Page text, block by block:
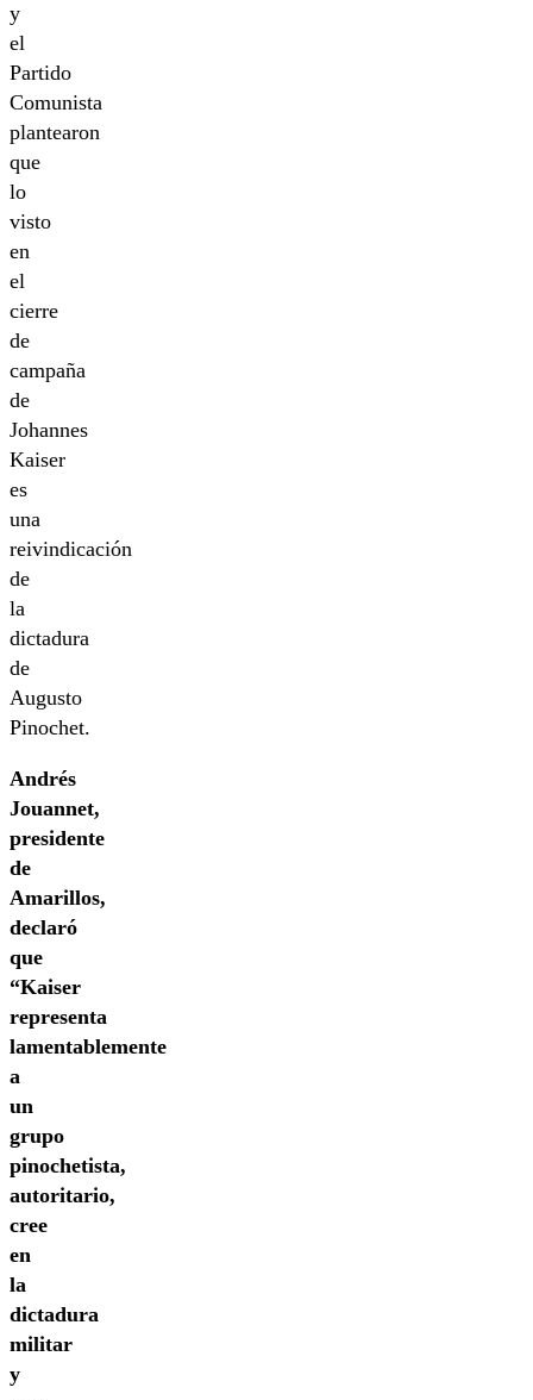
y
el
Partido
Comunista
plantearon
que
lo
visto
en
el
cierre
de
campaña
de
Johannes
Kaiser
es
una
reivindicación
de
la
dictadura
de
Augusto
Pinochet.
Andrés
Jouannet,
presidente
de
Amarillos,
declaró
que
“Kaiser
representa
lamentablemente
a
un
grupo
pinochetista,
autoritario,
cree
en
la
dictadura
militar
y